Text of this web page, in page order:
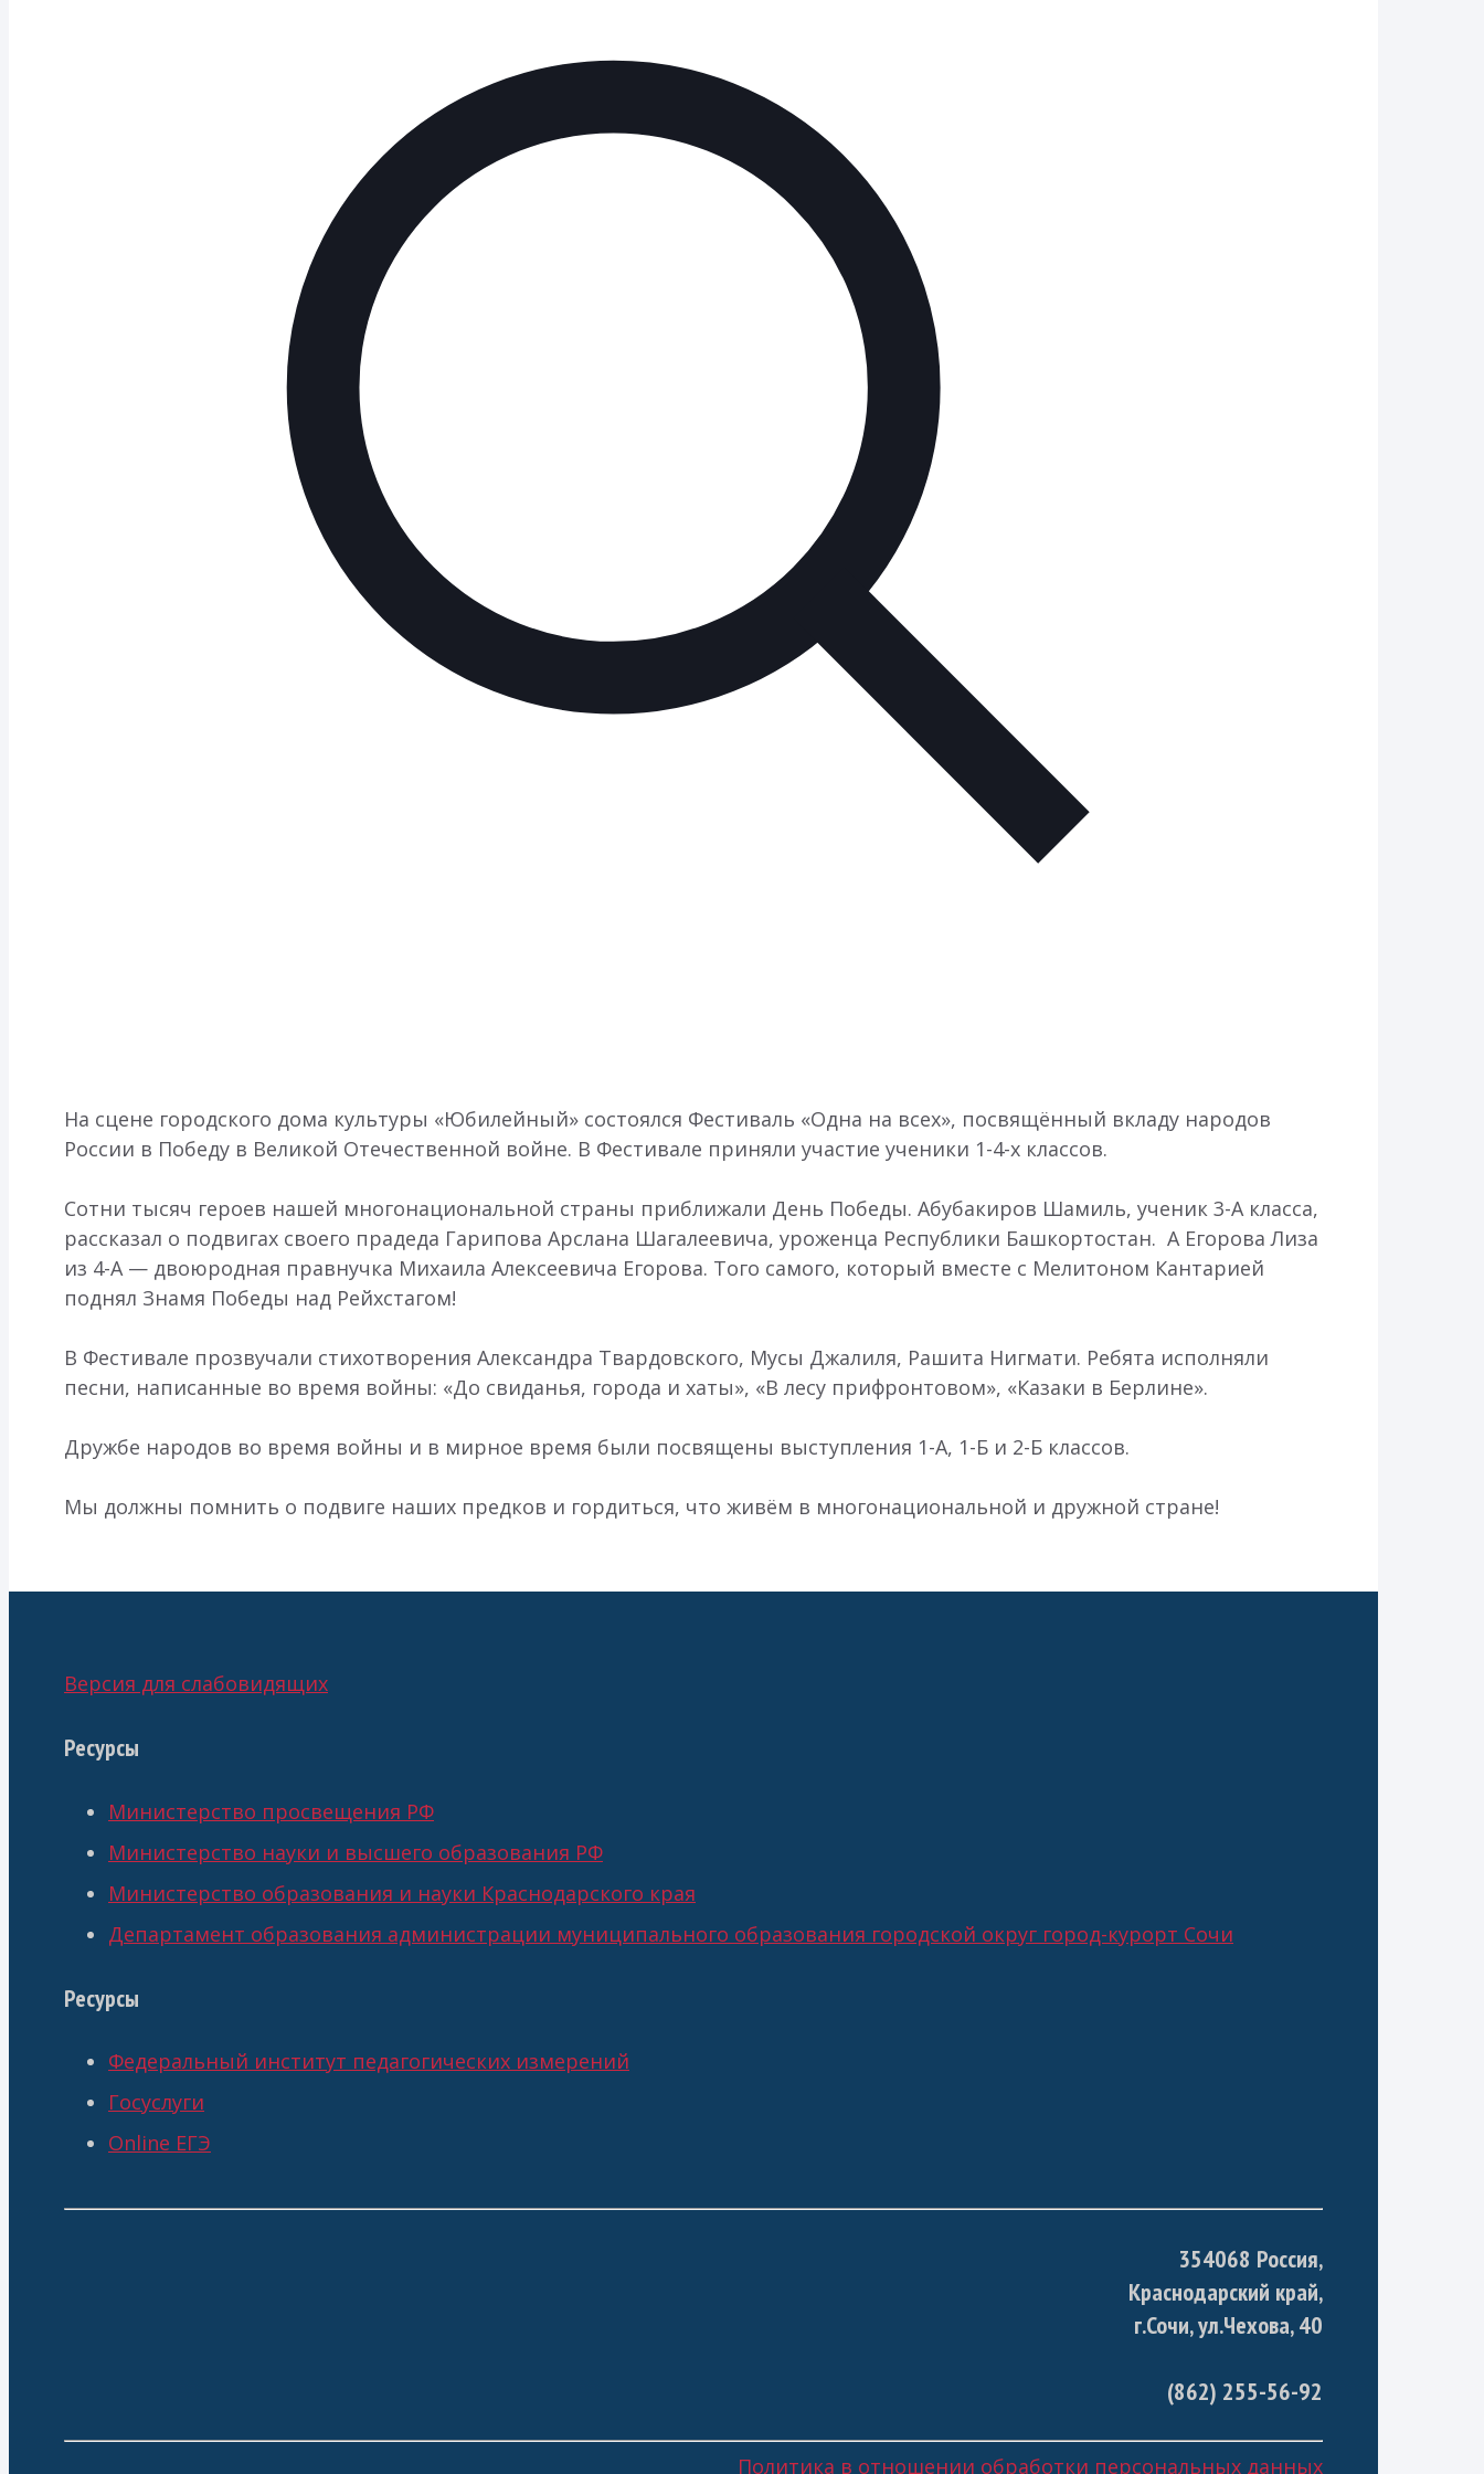
На сцене городского дома культуры «Юбилейный» состоялся Фестиваль «Одна на всех», посвящённый вкладу народов
России в Победу в Великой Отечественной войне. В Фестивале приняли участие ученики 1-4-х классов.
Сотни тысяч героев нашей многонациональной страны приближали День Победы. Абубакиров Шамиль, ученик 3-А класса,
рассказал о подвигах своего прадеда Гарипова Арслана Шагалеевича, уроженца Республики Башкортостан. А Егорова Лиза
из 4-А — двоюродная правнучка Михаила Алексеевича Егорова. Того самого, который вместе с Мелитоном Кантарией
поднял Знамя Победы над Рейхстагом!
В Фестивале прозвучали стихотворения Александра Твардовского, Мусы Джалиля, Рашита Нигмати. Ребята исполняли
песни, написанные во время войны: «До свиданья, города и хаты», «В лесу прифронтовом», «Казаки в Берлине».
Дружбе народов во время войны и в мирное время были посвящены выступления 1-А, 1-Б и 2-Б классов.
Мы должны помнить о подвиге наших предков и гордиться, что живём в многонациональной и дружной стране!
Версия для слабовидящих
Ресурсы
Министерство просвещения РФ
Министерство науки и высшего образования РФ
Министерство образования и науки Краснодарского края
Департамент образования администрации муниципального образования городской округ город-курорт Сочи
Ресурсы
Федеральный институт педагогических измерений
Госуслуги
Online ЕГЭ
354068 Россия,
Краснодарский край,
г.Сочи, ул.Чехова, 40
(862) 255-56-92
Политика в отношении обработки персональных данных